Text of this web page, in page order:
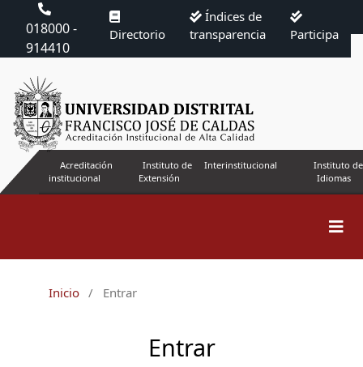
018000 -
914410
Directorio
Índices de
transparencia
Participa
Acreditación
institucional
Instituto de
Extensión
Interinstitucional
Instituto de
Idiomas
Inicio / Entrar
Entrar